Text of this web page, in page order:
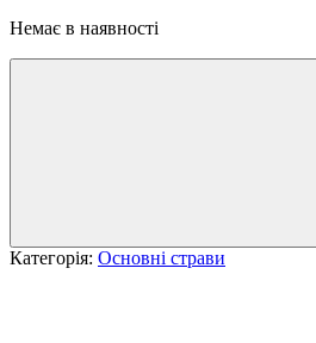
Немає в наявності
Категорія: Основні страви